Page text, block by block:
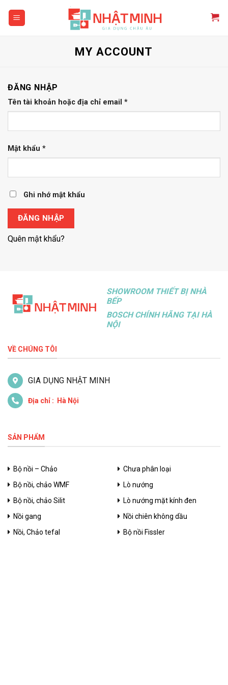
MY ACCOUNT
ĐĂNG NHẬP
Tên tài khoản hoặc địa chỉ email *
Mật khẩu *
Ghi nhớ mật khẩu
ĐĂNG NHẬP
Quên mật khẩu?
SHOWROOM THIẾT BỊ NHÀ
BẾP
BOSCH CHÍNH HÃNG TẠI HÀ
NỘI
VỀ CHÚNG TÔI
GIA DỤNG NHẬT MINH
Địa chỉ : Hà Nội
SẢN PHẨM
Bộ nồi – Chảo
Bộ nồi, chảo WMF
Bộ nồi, chảo Silit
Nồi gang
Nồi, Chảo tefal
Chưa phân loại
Lò nướng
Lò nướng mặt kính đen
Nồi chiên không dầu
Bộ nồi Fissler